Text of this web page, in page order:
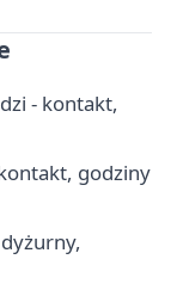
- kontakt,
godziny